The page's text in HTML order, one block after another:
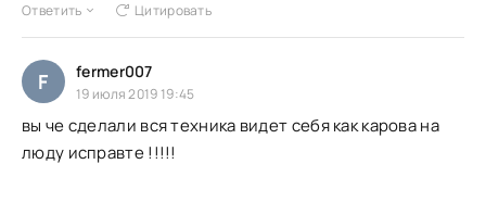
Ответить Цитировать
F fermer007
19 июля 2019 19:45
вы че сделали вся техника видет себя как карова на
люду исправте !!!!!